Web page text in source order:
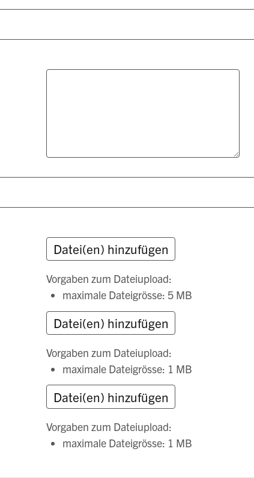
Vorgaben zum Dateiupload:
maximale Dateigrösse: 5 MB
Vorgaben zum Dateiupload:
maximale Dateigrösse: 1 MB
Vorgaben zum Dateiupload:
maximale Dateigrösse: 1 MB